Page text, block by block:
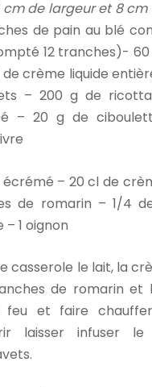
cm de largeur et 8
de pain au blé
12 tranches)-
crème liquide
– 200 g de
– 20 g de
– 20 cl de
de romarin – 1/4
1 oignon
casserole le lait, la
de romarin et
et faire
laisser infuser